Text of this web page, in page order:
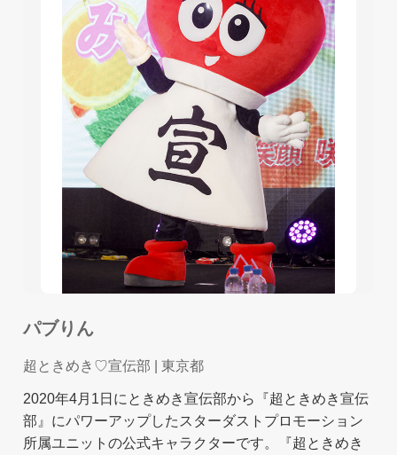
パブりん
超ときめき♡宣伝部 | 東京都
2020年4月1日にときめき宣伝部から『超ときめき宣伝
部』にパワーアップしたスターダストプロモーション
所属ユニットの公式キャラクターです。『超ときめき